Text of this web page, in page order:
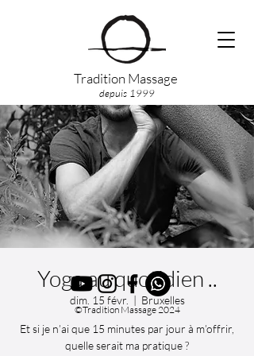
Tradition Massage
depuis 1999
Yoga au quotidien ..
dim. 15 févr.
  |
Bruxelles
Et si je n’ai que 15 minutes par jour à m’offrir,
quelle serait ma pratique ?
©Tradition Massage 2024